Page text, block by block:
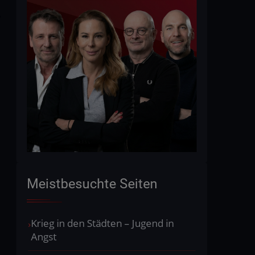
Meistbesuchte Seiten
Krieg in den Städten – Jugend in
Angst